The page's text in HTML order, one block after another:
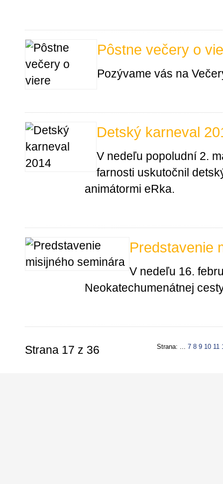
Pôstne večery o
Pozývame vás na
Detský karneval
V nedeľu popoludní 2.
farnosti uskutočnil
animátormi eRka.
Predstavenie
V nedeľu 16.
Neokatechumenátnej
Strana: ... 7 8 9 10 11
Strana 17 z 36